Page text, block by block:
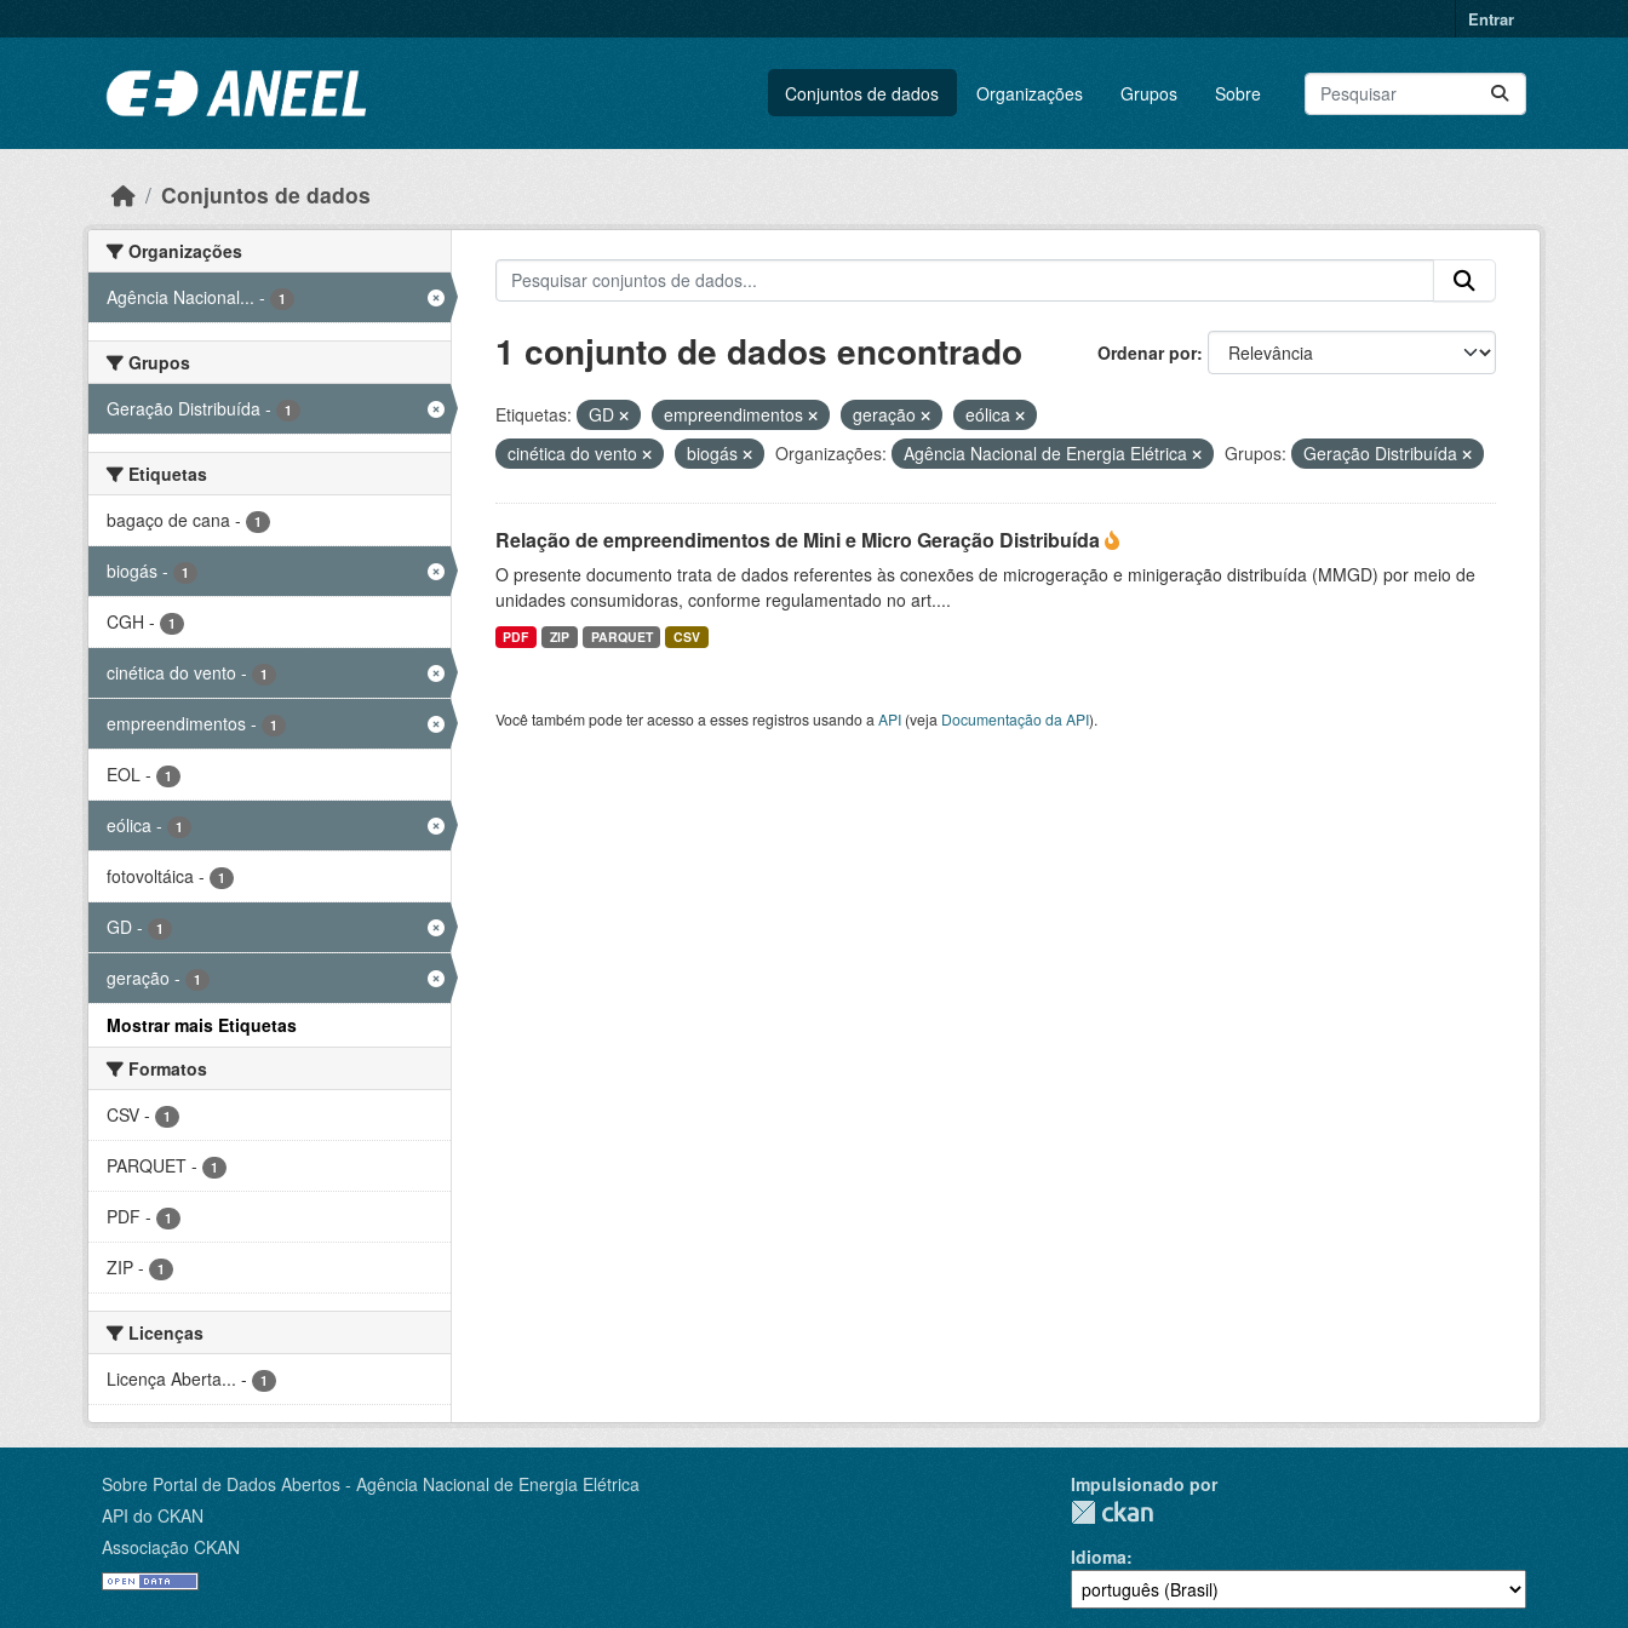
Entrar
Conjuntos de dados Organizações Grupos Sobre
Conjuntos de dados
Organizações
Agência Nacional... - 1
Grupos
Geração Distribuída - 1
Etiquetas
bagaço de cana - 1
biogás - 1
CGH - 1
cinética do vento - 1
empreendimentos - 1
EOL - 1
eólica - 1
fotovoltáica - 1
GD - 1
geração - 1
Mostrar mais Etiquetas
Formatos
CSV - 1
PARQUET - 1
PDF - 1
ZIP - 1
Licenças
Licença Aberta... - 1
Ordenar por
1 conjunto de dados encontrado
Etiquetas: GD empreendimentos geração
eólica
cinética do vento
biogás Organizações: Agência Nacional de Energia Elétrica Grupos: Geração Distribuída
Relação de empreendimentos de Mini e Micro Geração Distribuída
O presente documento trata de dados referentes às conexões de microgeração e minigeração distribuída (MMGD) por meio de
unidades consumidoras, conforme regulamentado no art....
PDF ZIP PARQUET CSV
Você também pode ter acesso a esses registros usando a API(veja Documentação da API).
Sobre Portal de Dados Abertos - Agência Nacional de Energia Elétrica
API do CKAN
Associação CKAN
Impulsionado por
Idioma